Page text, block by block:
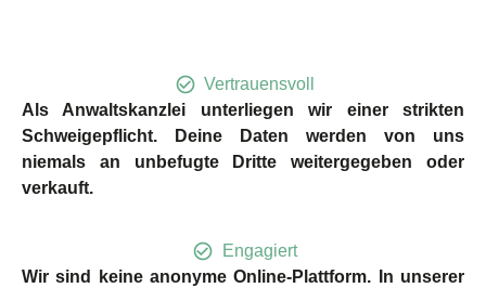
Vertrauensvoll
Als Anwaltskanzlei unterliegen wir einer strikten
Schweigepflicht. Deine Daten werden von uns
niemals an unbefugte Dritte weitergegeben oder
verkauft.
Engagiert
Wir sind keine anonyme Online-Plattform. In unserer